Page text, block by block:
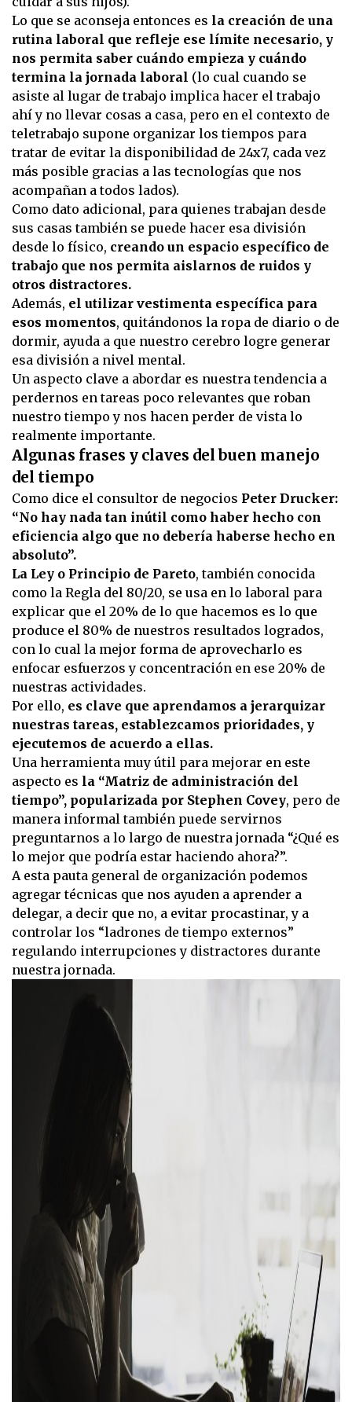
Lo que se aconseja entonces es la creación de una
rutina laboral que refleje ese límite necesario, y
nos permita saber cuándo empieza y cuándo
termina la jornada laboral (lo cual cuando se
asiste al lugar de trabajo implica hacer el trabajo
ahí y no llevar cosas a casa, pero en el contexto de
teletrabajo supone organizar los tiempos para
tratar de evitar la disponibilidad de 24x7, cada vez
más posible gracias a las tecnologías que nos
acompañan a todos lados).
Como dato adicional, para quienes trabajan desde
sus casas también se puede hacer esa división
desde lo físico, creando un espacio específico de
trabajo que nos permita aislarnos de ruidos y
otros distractores.
Además, el utilizar vestimenta específica para
esos momentos, quitándonos la ropa de diario o de
dormir, ayuda a que nuestro cerebro logre generar
esa división a nivel mental.
Un aspecto clave a abordar es nuestra tendencia a
perdernos en tareas poco relevantes que roban
nuestro tiempo y nos hacen perder de vista lo
realmente importante.
Algunas frases y claves del buen manejo
del tiempo
Como dice el consultor de negocios Peter Drucker:
“No hay nada tan inútil como haber hecho con
eficiencia algo que no debería haberse hecho en
absoluto”.
La Ley o Principio de Pareto, también conocida
como la Regla del 80/20, se usa en lo laboral para
explicar que el 20% de lo que hacemos es lo que
produce el 80% de nuestros resultados logrados,
con lo cual la mejor forma de aprovecharlo es
enfocar esfuerzos y concentración en ese 20% de
nuestras actividades.
Por ello, es clave que aprendamos a jerarquizar
nuestras tareas, establezcamos prioridades, y
ejecutemos de acuerdo a ellas.
Una herramienta muy útil para mejorar en este
aspecto es la “Matriz de administración del
tiempo”, popularizada por Stephen Covey, pero de
manera informal también puede servirnos
preguntarnos a lo largo de nuestra jornada “¿Qué es
lo mejor que podría estar haciendo ahora?”.
A esta pauta general de organización podemos
agregar técnicas que nos ayuden a aprender a
delegar, a decir que no, a evitar procastinar, y a
controlar los “ladrones de tiempo externos”
regulando interrupciones y distractores durante
nuestra jornada.